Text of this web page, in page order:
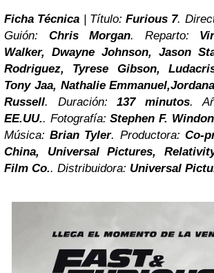
Ficha Técnica | Título: Furious 7.
Guión: Chris Morgan. Reparto:
Walker, Dwayne Johnson, Jason
Rodriguez, Tyrese Gibson,
Tony Jaa, Nathalie
Russell. Duración:137 minutos.
EE.UU.. Fotografía:Stephen F.
Música:Brian Tyler. Productora: Co-
China, Universal Pictures,
Film Co.. Distribuidora: Universal